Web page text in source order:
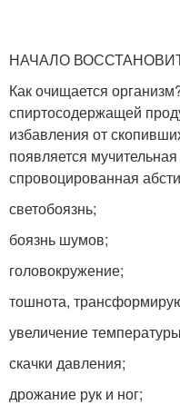
НАЧАЛО
Как очищается
спиртосодержащей
избавления от
появляется
спровоцированная
светобоязнь;
боязнь шумов;
головокружение;
тошнота,
увеличение
скачки давления;
дрожание рук и ног;